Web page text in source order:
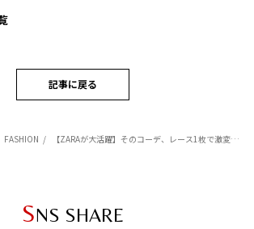
記事に戻る
FASHION 【ZARAが大活躍】そのコーデ、レース1枚で激変します。プロと編集者が語る「大人の重ね着」正解バランスとは？
SNS SHARE